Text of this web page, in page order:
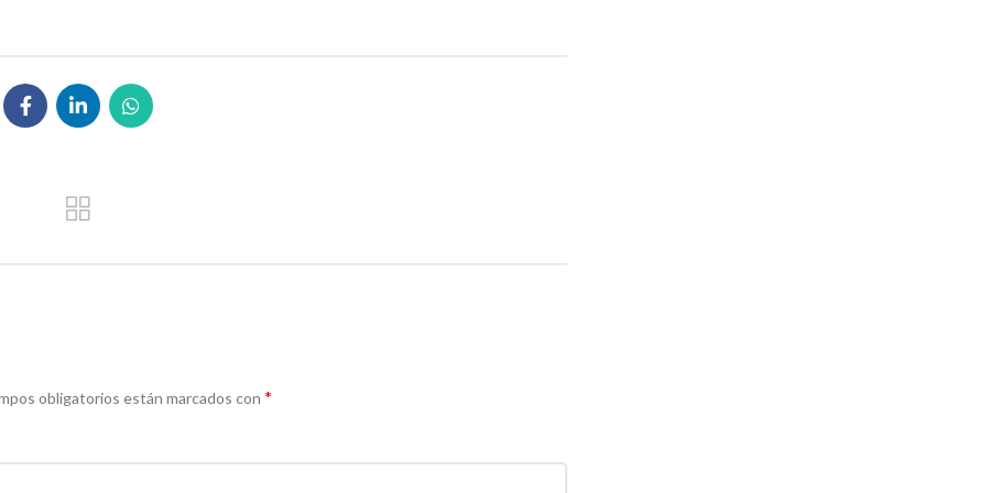
obligatorios están marcados con *